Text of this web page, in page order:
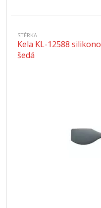
STĚRKA
Kela KL-12588
šedá